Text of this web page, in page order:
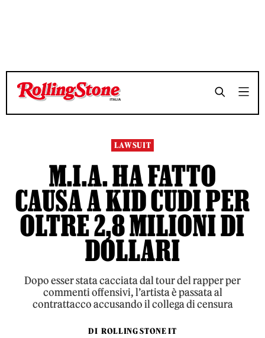
TEMPO DI LETTURA 4 MINUTI SHARE
TEMPO DI LETTURA 4 MINUTI SHARE
LAWSUIT
M.I.A. HA FATTO
CAUSA A KID CUDI PER
OLTRE 2,8 MILIONI DI
DOLLARI
Dopo esser stata cacciata dal tour del rapper per
commenti offensivi, l’artista è passata al
contrattacco accusando il collega di censura
DI ROLLING STONE IT